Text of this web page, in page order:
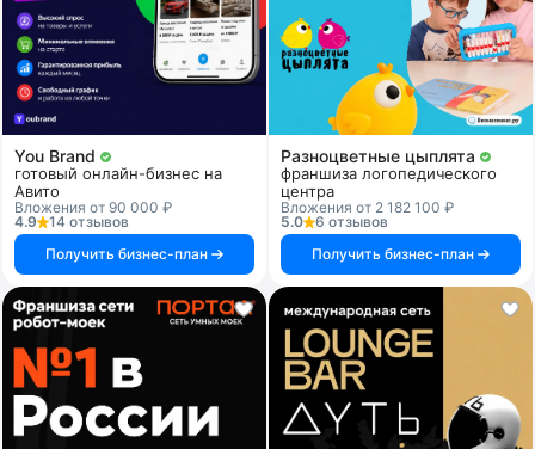
You Brand
готовый онлайн-бизнес на
Авито
Вложения от 90 000 ₽
4.9
14 отзывов
Получить бизнес-план
Разноцветные цыплята
франшиза логопедического
центра
Вложения от 2 182 100 ₽
5.0
6 отзывов
Получить бизнес-план